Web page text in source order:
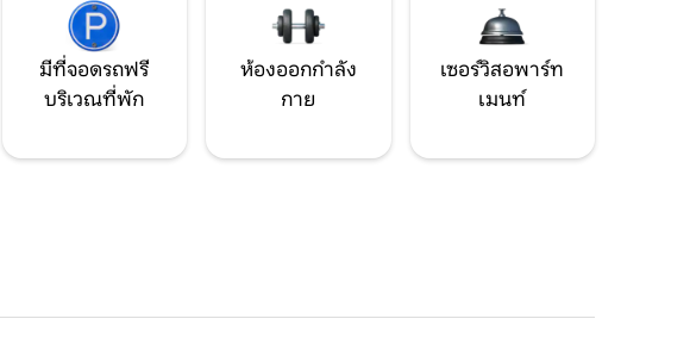
มีที่จอดรถฟรี
บริเวณที่พัก
ห้องออกกำลัง
กาย
เซอร์วิสอพาร์ท
เมนท์